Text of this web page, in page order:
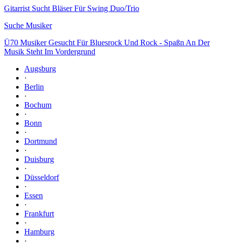
Gitarrist Sucht Bläser Für Swing Duo/Trio
Suche Musiker
Ü70 Musiker Gesucht Für Bluesrock Und Rock - Spaßn An Der
Musik Steht Im Vordergrund
Augsburg
·
Berlin
·
Bochum
·
Bonn
·
Dortmund
·
Duisburg
·
Düsseldorf
·
Essen
·
Frankfurt
·
Hamburg
·